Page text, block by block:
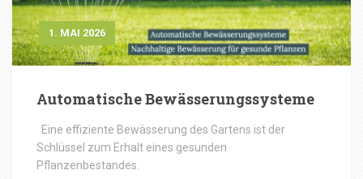
1. MAI 2026
Automatische Bewässerungssysteme
Eine effiziente Bewässerung des Gartens ist der
Schlüssel zum Erhalt eines gesunden
Pflanzenbestandes.